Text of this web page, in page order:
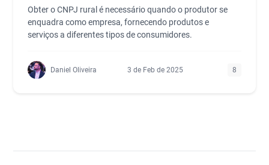
Obter o CNPJ rural é necessário quando o produtor se
enquadra como empresa, fornecendo produtos e
serviços a diferentes tipos de consumidores.
Daniel Oliveira 3 de Feb de 2025 8